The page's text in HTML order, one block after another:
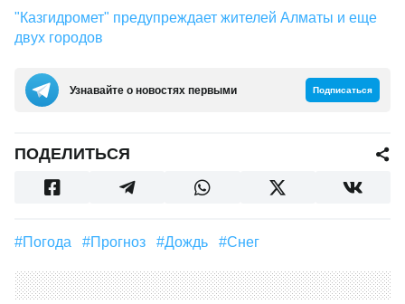
"Казгидромет" предупреждает жителей Алматы и еще
двух городов
Узнавайте о новостях первыми Подписаться
ПОДЕЛИТЬСЯ
#погода #прогноз #дождь #снег